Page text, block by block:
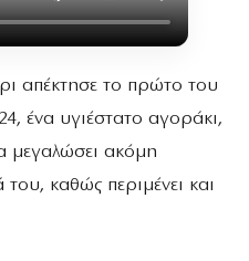
απέκτησε το πρώτο του
ένα υγιέστατο αγοράκι,
μεγαλώσει ακόμη
του, καθώς περιμένει και